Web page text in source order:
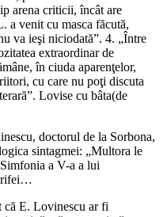
arena criticii, încât are
a venit cu masca făcută,
va ieşi niciodată”. 4. „Între
extraordinar de
în ciuda aparenţelor,
cu care nu poţi discuta
Lovise cu bâta(de
doctorul de la Sorbona,
sintagmei: „Multora le
a V-a a lui
E. Lovinescu ar fi